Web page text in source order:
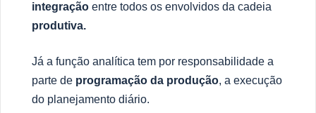
integração entre todos os envolvidos da cadeia
produtiva.
Já a função anal ítica tem por responsabilidade a
parte de programação da produção, a execução
do planejamento diário.